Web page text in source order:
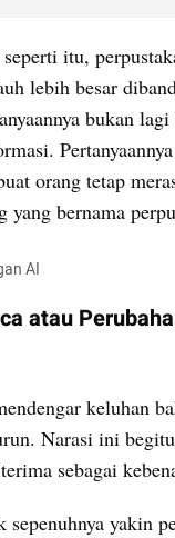
itu,
lebih besar
bukan
orang tetap
yang bernama
AI
atau
keluhan
Narasi ini
sebagai
sepenuhnya yakin